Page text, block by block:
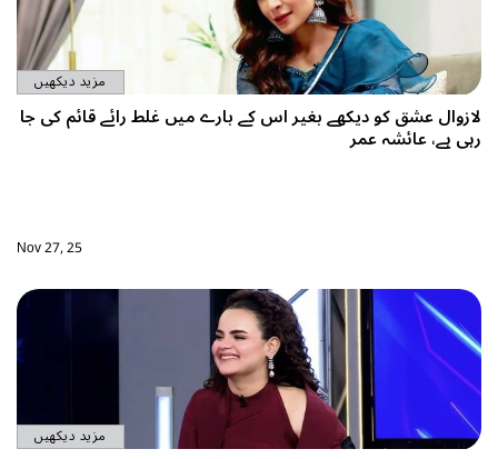
مزید دیکھیں
لازوال عشق کو دیکھے بغیر اس کے بارے میں غلط رائے قائم کی جا
رہی ہے، عائشہ عمر
Nov 27, 25
مزید دیکھیں